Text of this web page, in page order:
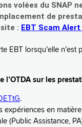
volées du SNAP
de
: EBT Scam Alert
EBT lorsqu’elle n’est
l’OTDA sur les
.
expériences en
(Public Assistance,